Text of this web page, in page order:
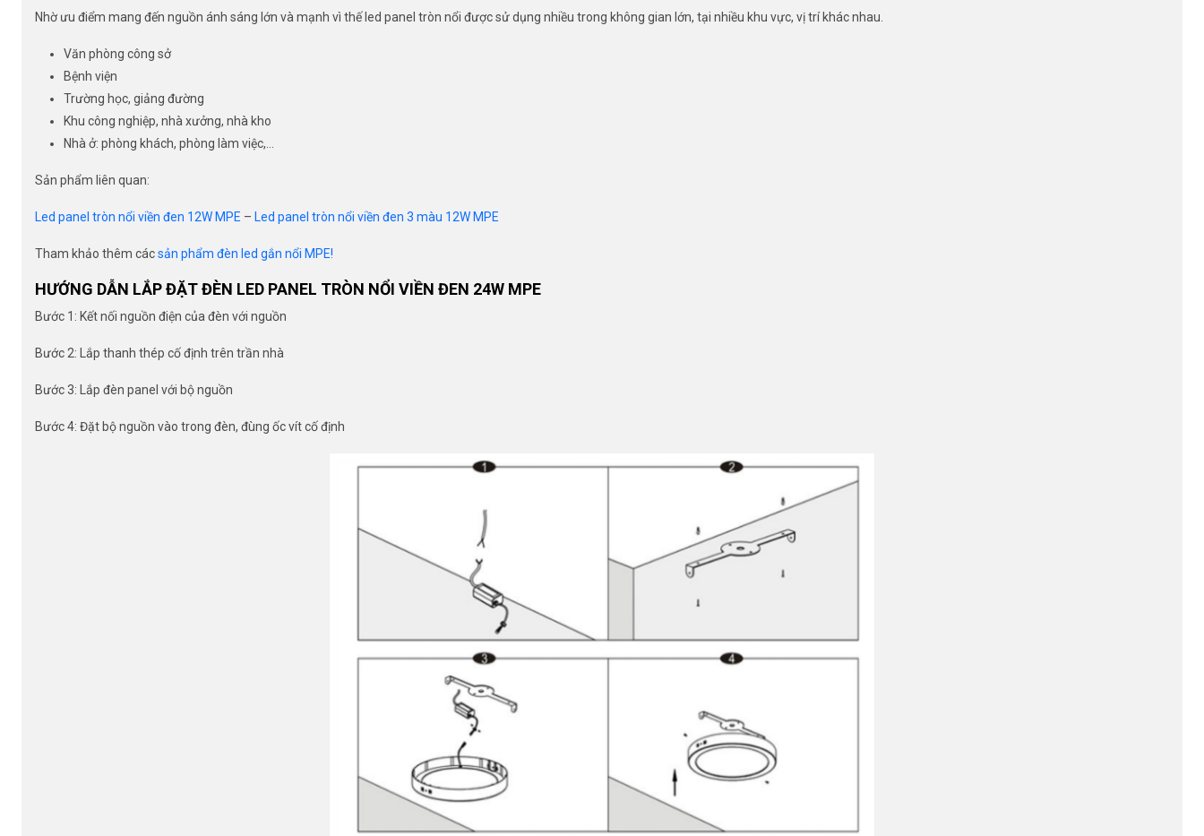
Nhờ ưu điểm mang đến nguồn ánh sáng lớn và mạnh vì thế led panel tròn nổi được sử dụng nhiều trong không gian lớn, tại nhiều khu vực, vị trí khác nhau.
Văn phòng công sở
Bệnh viện
Trường học, giảng đường
Khu công nghiệp, nhà xưởng, nhà kho
Nhà ở: phòng khách, phòng làm việc,…
Sản phẩm liên quan:
Led panel tròn nổi viền đen 12W MPE – Led panel tròn nổi viền đen 3 màu 12W MPE
Tham khảo thêm cácsản phẩm đèn led gắn nổi MPE!
HƯỚNG DẪN LẮP ĐẶT ĐÈN LED PANEL TRÒN NỔI VIỀN ĐEN 24W MPE
Bước 1: Kết nối nguồn điện của đèn với nguồn
Bước 2: Lắp thanh thép cố định trên trần nhà
Bước 3: Lắp đèn panel với bộ nguồn
Bước 4: Đặt bộ nguồn vào trong đèn, đùng ốc vít cố định